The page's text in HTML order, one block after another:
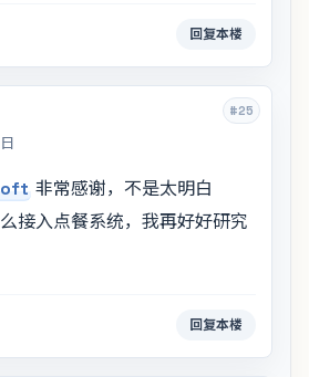
回复本楼
#25
非常感谢，不是太明白
接入点餐系统，我再好好研究
回复本楼